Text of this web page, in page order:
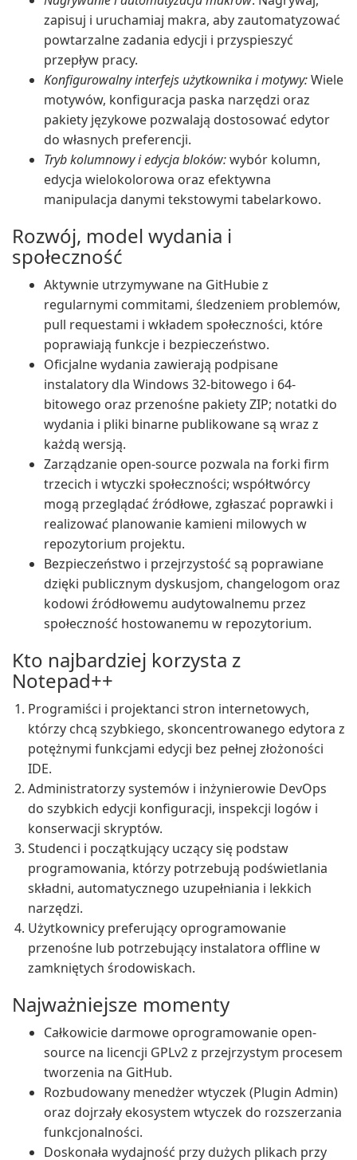
zapisuj i uruchamiaj makra, aby zautomatyzować
powtarzalne zadania edycji i przyspieszyć
przepływ pracy.
Konfigurowalny interfejs użytkownika i motywy:Wiele
motywów, konfiguracja paska narzędzi oraz
pakiety językowe pozwalają dostosować edytor
do własnych preferencji.
Tryb kolumnowy i edycja bloków:wybór kolumn,
edycja wielokolorowa oraz efektywna
manipulacja danymi tekstowymi tabelarkowo.
Rozwój, model wydania i
społeczność
Aktywnie utrzymywane na GitHubie z
regularnymi commitami, śledzeniem problemów,
pull requestami i wkładem społeczności, które
poprawiają funkcje i bezpieczeństwo.
Oficjalne wydania zawierają podpisane
instalatory dla Windows 32-bitowego i 64-
bitowego oraz przenośne pakiety ZIP; notatki do
wydania i pliki binarne publikowane są wraz z
każdą wersją.
Zarządzanie open-source pozwala na forki firm
trzecich i wtyczki społeczności; współtwórcy
mogą przeglądać źródłowe, zgłaszać poprawki i
realizować planowanie kamieni milowych w
repozytorium projektu.
Bezpieczeństwo i przejrzystość są poprawiane
dzięki publicznym dyskusjom, changelogom oraz
kodowi źródłowemu audytowalnemu przez
społeczność hostowanemu w repozytorium.
Kto najbardziej korzysta z
Notepad++
Programiści i projektanci stron internetowych,
którzy chcą szybkiego, skoncentrowanego edytora z
potężnymi funkcjami edycji bez pełnej złożoności
IDE.
Administratorzy systemów i inżynierowie DevOps
do szybkich edycji konfiguracji, inspekcji logów i
konserwacji skryptów.
Studenci i początkujący uczący się podstaw
programowania, którzy potrzebują podświetlania
składni, automatycznego uzupełniania i lekkich
narzędzi.
Użytkownicy preferujący oprogramowanie
przenośne lub potrzebujący instalatora offline w
zamkniętych środowiskach.
Najważniejsze momenty
Całkowicie darmowe oprogramowanie open-
source na licencji GPLv2 z przejrzystym procesem
tworzenia na GitHub.
Rozbudowany menedżer wtyczek (Plugin Admin)
oraz dojrzały ekosystem wtyczek do rozszerzania
funkcjonalności.
Doskonała wydajność przy dużych plikach przy